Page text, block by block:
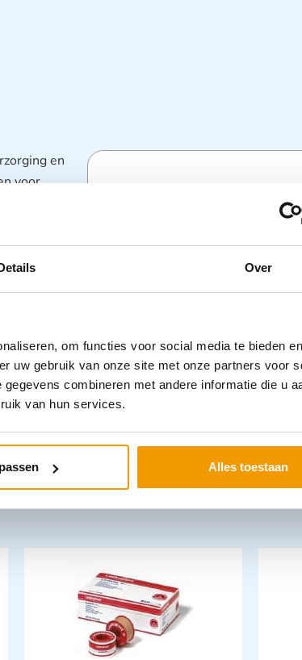
Over
om functies voor social media te bieden
uw gebruik van onze site met onze partners voor
combineren met andere informatie die u
van hun services.
Alles toestaan
en
voor
Hygiëne,
Zorghulpmiddelen